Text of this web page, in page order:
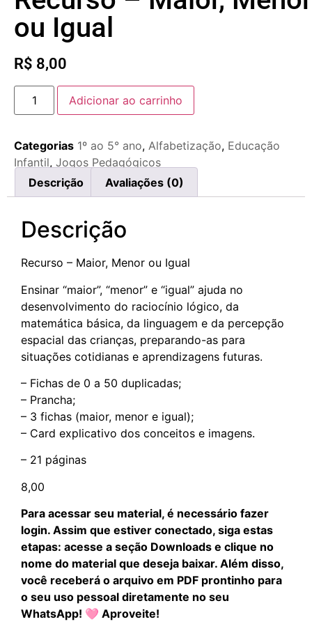
ou Igual
R$ 8,00
Adicionar ao carrinho
Categorias 1º ao 5° ano, Alfabetização, Educação
Infantil, Jogos Pedagógicos
Descrição
Avaliações (0)
Descrição
Recurso – Maior, Menor ou Igual
Ensinar “maior”, “menor” e “igual” ajuda no
desenvolvimento do raciocínio lógico, da
matemática básica, da linguagem e da percepção
espacial das crianças, preparando-as para
situações cotidianas e aprendizagens futuras.
– Fichas de 0 a 50 duplicadas;
– Prancha;
– 3 fichas (maior, menor e igual);
– Card explicativo dos conceitos e imagens.
– 21 páginas
8,00
Para acessar seu material, é necessário fazer
login. Assim que estiver conectado, siga estas
etapas: acesse a seção Downloads e clique no
nome do material que deseja baixar. Além disso,
você receberá o arquivo em PDF prontinho para
o seu uso pessoal diretamente no seu
WhatsApp! 🩷 Aproveite!